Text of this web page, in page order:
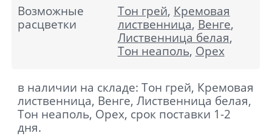
Возможные
расцветки
Тон грей, Кремовая
лиственница, Венге,
Лиственница белая,
Тон неаполь, Орех
в наличии на складе: Тон грей, Кремовая
лиственница, Венге, Лиственница белая,
Тон неаполь, Орех, срок поставки 1-2
дня.